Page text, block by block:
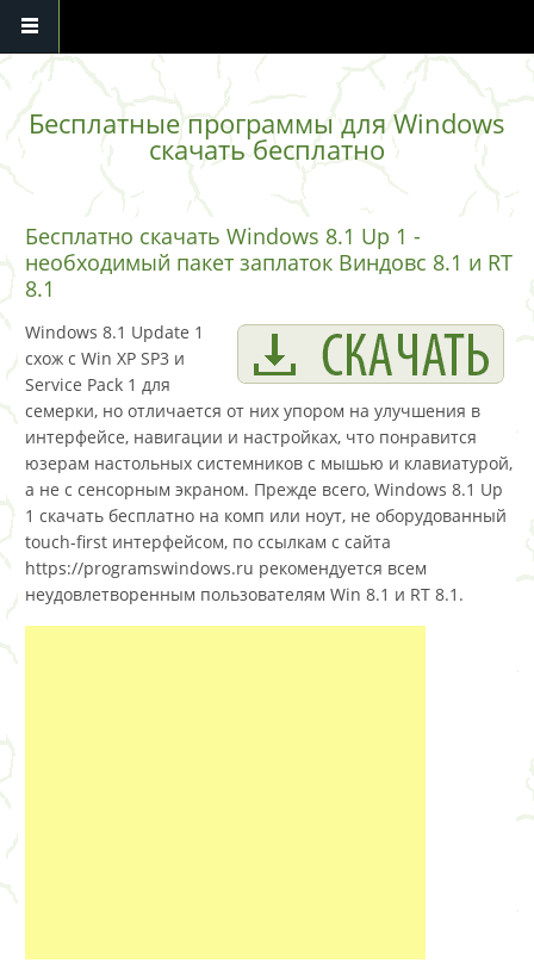
Перейти к основному содержанию
Бесплатные программы для Windows
скачать бесплатно
Бесплатно скачать Windows 8.1 Up 1 -
необходимый пакет заплаток Виндовс 8.1 и RT
8.1
Windows 8.1 Update 1
схож с Win XP SP3 и
Service Pack 1 для
семерки, но отличается от них упором на улучшения в
интерфейсе, навигации и настройках, что понравится
юзерам настольных системников с мышью и клавиатурой,
а не с сенсорным экраном. Прежде всего, Windows 8.1 Up
1 скачать бесплатно на комп или ноут, не оборудованный
touch-first интерфейсом, по ссылкам с сайта
https://programswindows.ru рекомендуется всем
неудовлетворенным пользователям Win 8.1 и RT 8.1.